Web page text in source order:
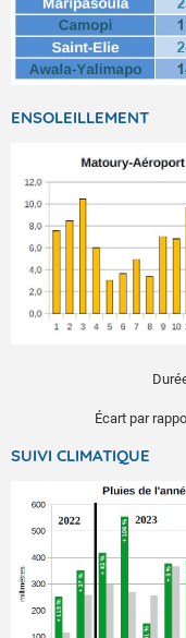
ENSOLEILLEMENT
Écart par
SUIVI CLIMATIQUE